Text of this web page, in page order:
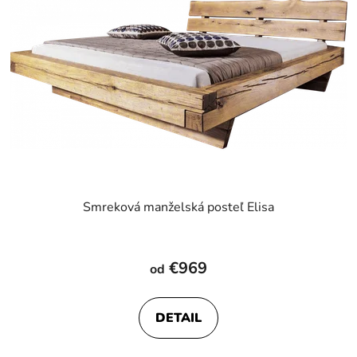
Smreková manželská posteľ Elisa
hodnotenie
je
4,4
od €969
DETAIL